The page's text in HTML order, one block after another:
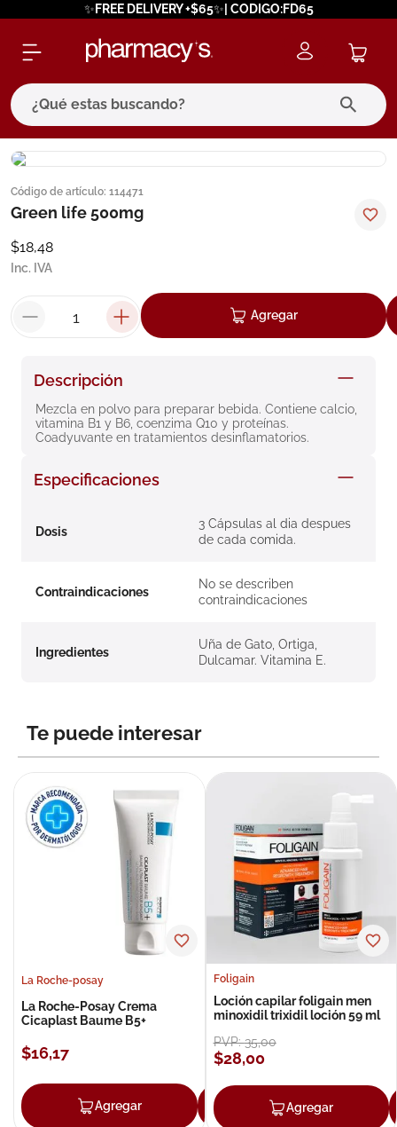
✨FREE DELIVERY +$65✨| CODIGO:FD65
¿Qué estas buscando?
Código de artículo: 114471
Green life 500mg
$18,48
Inc. IVA
Agregar
Descripción
Mezcla en polvo para preparar bebida. Contiene calcio,
vitamina B1 y B6, coenzima Q10 y proteínas.
Coadyuvante en tratamientos desinflamatorios.
Especificaciones
Dosis
3 Cápsulas al dia despues
de cada comida.
Contraindicaciones
No se describen
contraindicaciones
Ingredientes
Uña de Gato, Ortiga,
Dulcamar. Vitamina E.
Te puede interesar
La Roche-posay
La Roche-Posay Crema
Cicaplast Baume B5+
$16,17
Agregar Agregar
Foligain
Loción capilar foligain men
minoxidil trixidil loción 59 ml
PVP:35,00
$28,00
Agregar
términos más buscados
1. eucerin
3
cerave
7. isdin
8. roche posay
9. megacistin
10.pañales